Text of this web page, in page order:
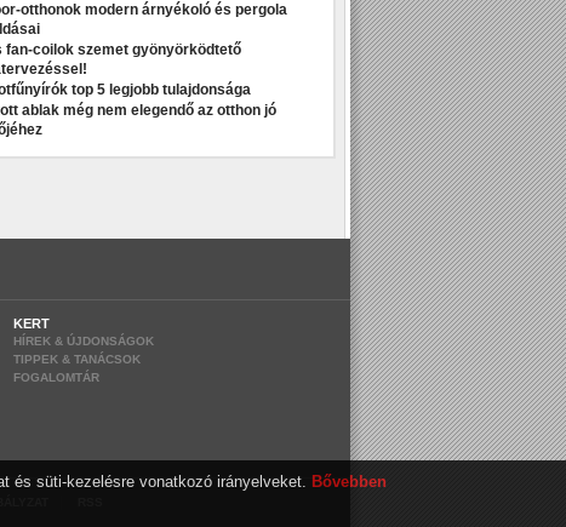
otthonok modern árnyékoló és pergola
fan-coilok szemet gyönyörködtető
top 5 legjobb tulajdonsága
ablak még nem elegendő az otthon jó
KERT
HÍREK & ÚJDONSÁGOK
TIPPEK & TANÁCSOK
FOGALOMTÁR
és süti-kezelésre vonatkozó irányelveket. Bővebben